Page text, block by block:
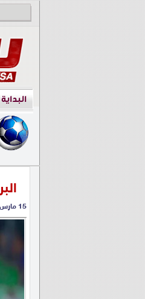
البداية
15 مارس 2024